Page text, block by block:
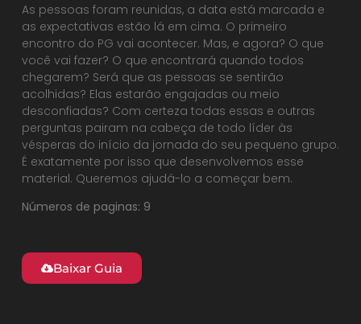
As pessoas foram reunidas, a data está marcada e
as expectativas estão lá em cima. O primeiro
encontro do PG vai acontecer. Mas, e agora? O que
você vai fazer? O que encontrará quando todos
chegarem? Será que as pessoas se sentirão
acolhidas? Elas estarão engajadas ou meio
desconfiadas? Com certeza todas essas e outras
perguntas pairam na cabeça de todo líder às
vésperas do início da jornada do seu pequeno grupo.
É exatamente por isso que desenvolvemos esse
material. Queremos ajudá-lo a começar bem.
Números de paginas: 9
Baixar Guia